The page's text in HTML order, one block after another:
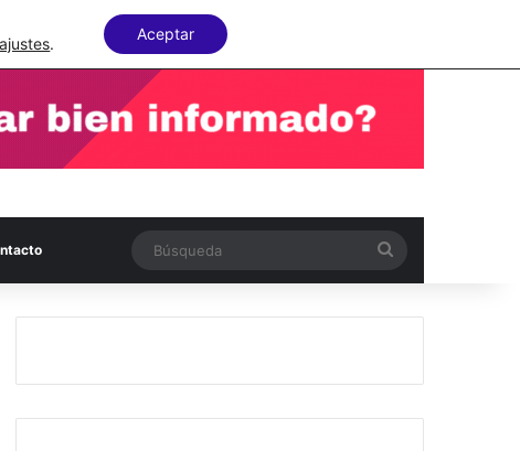
ajustes.
Aceptar